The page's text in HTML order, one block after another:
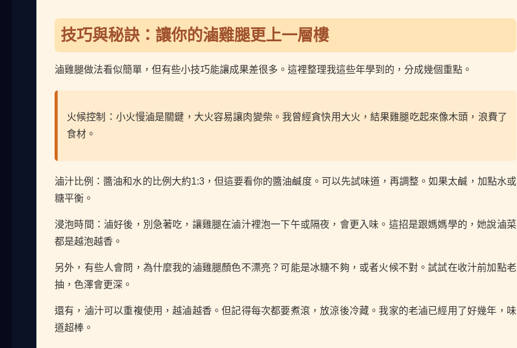
技巧與秘訣：讓你的滷雞腿更上一層樓
滷雞腿做法看似簡單，但有些小技巧能讓成果差很多。這裡整理我這些年學到的，分成幾個重點。
火候控制：小火慢滷是關鍵，大火容易讓肉變柴。我曾經貪快用大火，結果雞腿吃起來像木頭，浪費了
食材。
滷汁比例：醬油和水的比例大約1:3，但這要看你的醬油鹹度。可以先試味道，再調整。如果太鹹，加點水或
糖平衡。
浸泡時間：滷好後，別急著吃，讓雞腿在滷汁裡泡一下午或隔夜，會更入味。這招是跟媽媽學的，她說滷菜
都是越泡越香。
另外，有些人會問，為什麼我的滷雞腿顏色不漂亮？可能是冰糖不夠，或者火候不對。試試在收汁前加點老
抽，色澤會更深。
還有，滷汁可以重複使用，越滷越香。但記得每次都要煮滾，放涼後冷藏。我家的老滷已經用了好幾年，味
道超棒。